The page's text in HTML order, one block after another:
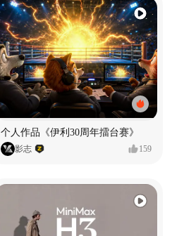
个人作品《伊利30周年擂台赛》
影志 159